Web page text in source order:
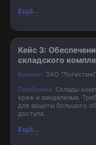
Ещё...
Кейс 3:
складского
Клиент: ЗАО
Проблема: Склады
краж и вандализма.
для защиты большого
доступа.
Ещё...